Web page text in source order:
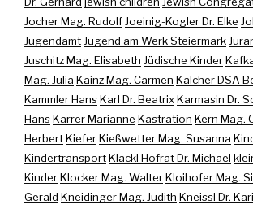
Jocher Mag. RudolfJoeinig-Kogler Dr. Elke
JugendamtJugend am Werk Steiermark
Juschitz Mag. Elisabeth Jüdische Kinder
Mag. Julia Kainz Mag. Carmen Kalcher DSA
Kammler HansKarl Dr. BeatrixKarmasin Dr.
HansKarrer Marianne Kastration Kern Mag.
HerbertKieferKießwetter Mag. Susanna
KindertransportKlackl Hofrat Dr. Michael
KinderKlocker Mag. WalterKloihofer Mag.
Gerald Kneidinger Mag. Judith Kneissl Dr.